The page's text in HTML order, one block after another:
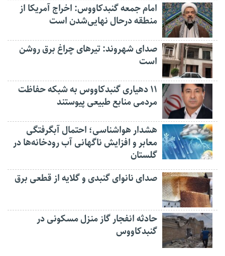
امام جمعه گنبدکاووس: اخراج آمریکا از
منطقه درحال نهایی‌شدن است
صدای شهروند: تیرهای چراغ برق روشن
است
۱۱ دهیاری گنبدکاووس به شبکه حفاظت
مردمی منابع طبیعی پیوستند
هشدار هواشناسی؛ احتمال آبگرفتگی
معابر و افزایش ناگهانی آب رودخانه‌ها در
گلستان
صدای نانوای گنبدی و گلایه از قطعی برق
حادثه انفجار گاز منزل مسکونی در
گنبدکاووس